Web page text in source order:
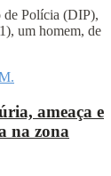
Polícia (DIP),
um homem, de
ameaça e
na zona